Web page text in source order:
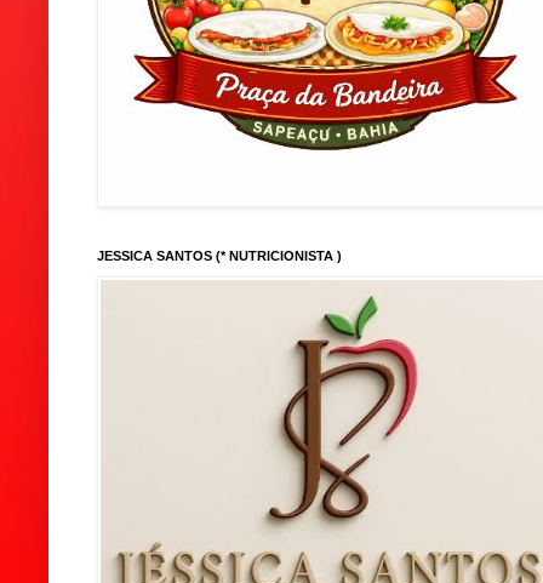
JESSICA SANTOS (* NUTRICIONISTA )